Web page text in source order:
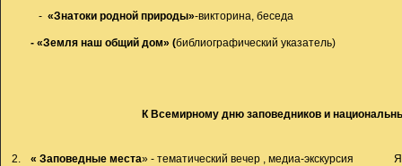
- «Знатоки родной природы»-викторина, беседа
- «Земля наш общий дом» (библиографический указатель)
К Всемирному дню заповедников и
2. « Заповедные места» - тематический вечер , медиа-экскурсия